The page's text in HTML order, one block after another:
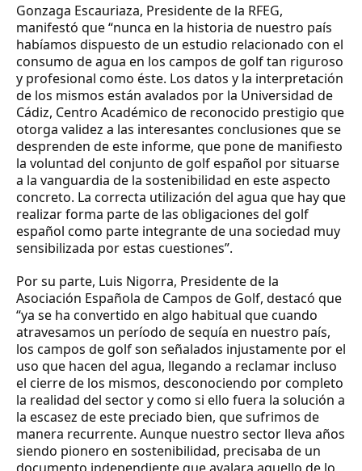
Gonzaga Escauriaza, Presidente de la RFEG,
manifestó que “nunca en la historia de nuestro país
habíamos dispuesto de un estudio relacionado con el
consumo de agua en los campos de golf tan riguroso
y profesional como éste. Los datos y la interpretación
de los mismos están avalados por la Universidad de
Cádiz, Centro Académico de reconocido prestigio que
otorga validez a las interesantes conclusiones que se
desprenden de este informe, que pone de manifiesto
la voluntad del conjunto de golf español por situarse
a la vanguardia de la sostenibilidad en este aspecto
concreto. La correcta utilización del agua que hay que
realizar forma parte de las obligaciones del golf
español como parte integrante de una sociedad muy
sensibilizada por estas cuestiones”.
Por su parte, Luis Nigorra, Presidente de la
Asociación Española de Campos de Golf, destacó que
“ya se ha convertido en algo habitual que cuando
atravesamos un período de sequía en nuestro país,
los campos de golf son señalados injustamente por el
uso que hacen del agua, llegando a reclamar incluso
el cierre de los mismos, desconociendo por completo
la realidad del sector y como si ello fuera la solución a
la escasez de este preciado bien, que sufrimos de
manera recurrente. Aunque nuestro sector lleva años
siendo pionero en sostenibilidad, precisaba de un